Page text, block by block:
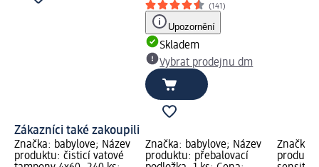
(141)
Upozornění
Skladem
Vybrat prodejnu dm
Zákazníci také zakoupili
Značka: babylove; Název
produktu: čisticí vatové
Značka: babylove; Název
produktu: přebalovací
Značka: